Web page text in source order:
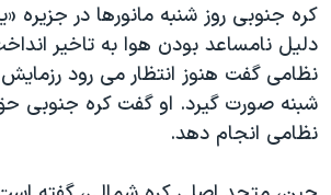
همایش محافظه‌کاران آمریکا «سی‌پک»
صفحه‌های ویژه
سفر پرزیدنت ترامپ به چین
کره جنوبی روز شنبه مانورها در جزیره
دلیل نامساعد بودن هوا به تاخیر
نظامی گفت هنوز انتظار می رود
شبنه صورت گیرد. او گفت کره جنوبی
نظامی انجام دهد.